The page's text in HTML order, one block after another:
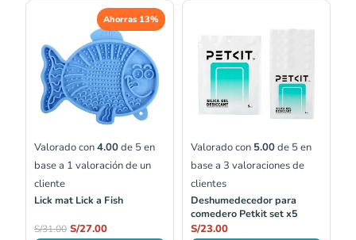
Ahorras 13%
Valorado con4.00de 5 en
base a 1 valoración de un
cliente
Lick mat Lick a Fish
S/31.00
precio
original
era:
S/31.00.
S/27.00
El
precio
actual
es:
S/27.00.
Valorado con 5.00de 5 en
base a 3 valoraciones de
clientes
Deshumedecedor para
comedero Petkit set x5
S/23.00